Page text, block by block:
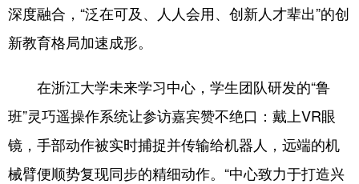
深度融合，“泛在可及、人人会用、创新人才辈出”的创
新教育格局加速成形。
在浙江大学未来学习中心，学生团队研发的“鲁
班”灵巧遥操作系统让参访嘉宾赞不绝口：戴上VR眼
镜，手部动作被实时捕捉并传输给机器人，远端的机
械臂便顺势复现同步的精细动作。“中心致力于打造兴